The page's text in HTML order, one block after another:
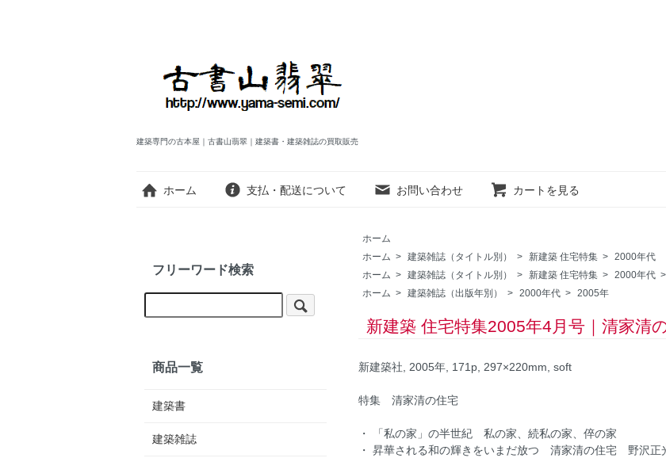
建築専門の古本屋｜古書山翡翠｜建築書・建築雑誌の買取販売
ホーム 支払・配送について お問い合わせ カートを見る
ホーム
ホーム > 建築雑誌（タイトル別） > 新建築 住宅特集 > 2000年代
ホーム > 建築雑誌（タイトル別） > 新建築 住宅特集 > 2000年代 >
ホーム > 建築雑誌（出版年別） > 2000年代 > 2005年
新建築 住宅特集2005年4月号｜清家清
新建築社, 2005年, 171p, 297×220mm, soft
特集 清家清の住宅
・ 「私の家」の半世紀 私の家、続私の家、倅の家
・ 昇華される和の輝きをいまだ放つ 清家清の住宅 野沢正
フリーワード検索
商品一覧
建築書
建築雑誌